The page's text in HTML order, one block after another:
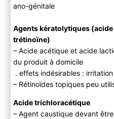
ano-génitale
Agents kératolytiques
trétinoïne)
– Acide acétique et acide
du produit à domicile
. effets indésirables :
– Rétinoïdes topiques peu
Acide trichloracétique
– Agent caustique devant